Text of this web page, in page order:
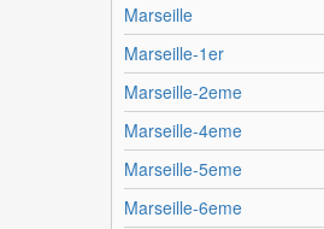
Marseille
Marseille-1er
Marseille-2eme
Marseille-4eme
Marseille-5eme
Marseille-6eme